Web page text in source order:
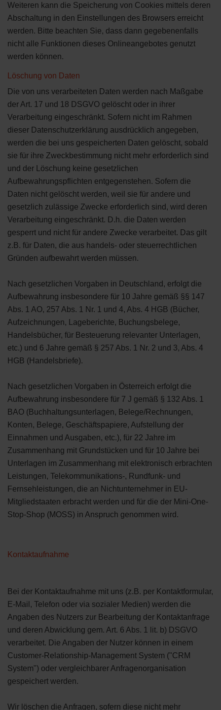
Weiteren kann die Speicherung von Cookies mittels deren
Abschaltung in den Einstellungen des Browsers erreicht
werden. Bitte beachten Sie, dass dann gegebenenfalls
nicht alle Funktionen dieses Onlineangebotes genutzt
werden können.
Löschung von Daten
Die von uns verarbeiteten Daten werden nach Maßgabe
der Art. 17 und 18 DSGVO gelöscht oder in ihrer
Verarbeitung eingeschränkt. Sofern nicht im Rahmen
dieser Datenschutzerklärung ausdrücklich angegeben,
werden die bei uns gespeicherten Daten gelöscht, sobald
sie für ihre Zweckbestimmung nicht mehr erforderlich sind
und der Löschung keine gesetzlichen
Aufbewahrungspflichten entgegenstehen. Sofern die
Daten nicht gelöscht werden, weil sie für andere und
gesetzlich zulässige Zwecke erforderlich sind, wird deren
Verarbeitung eingeschränkt. D.h. die Daten werden
gesperrt und nicht für andere Zwecke verarbeitet. Das gilt
z.B. für Daten, die aus handels- oder steuerrechtlichen
Gründen aufbewahrt werden müssen.
Nach gesetzlichen Vorgaben in Deutschland, erfolgt die
Aufbewahrung insbesondere für 10 Jahre gemäß §§ 147
Abs. 1 AO, 257 Abs. 1 Nr. 1 und 4, Abs. 4 HGB (Bücher,
Aufzeichnungen, Lageberichte, Buchungsbelege,
Handelsbücher, für Besteuerung relevanter Unterlagen,
etc.) und 6 Jahre gemäß § 257 Abs. 1 Nr. 2 und 3, Abs. 4
HGB (Handelsbriefe).
Nach gesetzlichen Vorgaben in Österreich erfolgt die
Aufbewahrung insbesondere für 7 J gemäß § 132 Abs. 1
BAO (Buchhaltungsunterlagen, Belege/Rechnungen,
Konten, Belege, Geschäftspapiere, Aufstellung der
Einnahmen und Ausgaben, etc.), für 22 Jahre im
Zusammenhang mit Grundstücken und für 10 Jahre bei
Unterlagen im Zusammenhang mit elektronisch erbrachten
Leistungen, Telekommunikations-, Rundfunk- und
Fernsehleistungen, die an Nichtunternehmer in EU-
Mitgliedstaaten erbracht werden und für die der Mini-One-
Stop-Shop (MOSS) in Anspruch genommen wird.
Kontaktaufnahme
Bei der Kontaktaufnahme mit uns (z.B. per Kontaktformular,
E-Mail, Telefon oder via sozialer Medien) werden die
Angaben des Nutzers zur Bearbeitung der Kontaktanfrage
und deren Abwicklung gem. Art. 6 Abs. 1 lit. b) DSGVO
verarbeitet. Die Angaben der Nutzer können in einem
Customer-Relationship-Management System ("CRM
System") oder vergleichbarer Anfragenorganisation
gespeichert werden.
Wir löschen die Anfragen, sofern diese nicht mehr